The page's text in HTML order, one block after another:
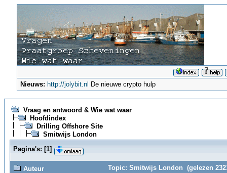
Nieuws: http://jolybit.nl De nieuwe crypto hulp
Vraag en antwoord & Wie wat waar
Hoofdindex
Drilling Offshore Site
Smitwijs London
Pagina's: [1]
Auteur
Topic: Smitwijs London (gelezen